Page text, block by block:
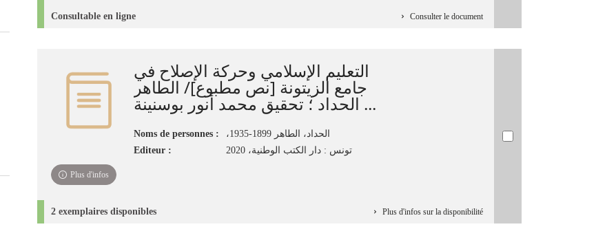
Consultable en ligne Consulter le document
التعليم الإسلامي وحركة الإصلاح في
جامع الزيتونة [نص مطبوع]/ الطاهر
الحداد ؛ تحقيق محمد أنور بوسنينة ...
Noms de personnes :
،الحداد، الطاهر 1899-1935
Editeur :
تونس : دار الكتب الوطنية، 2020
Plus d'infos
2 exemplaires disponibles Plus d'infos sur la disponibilité